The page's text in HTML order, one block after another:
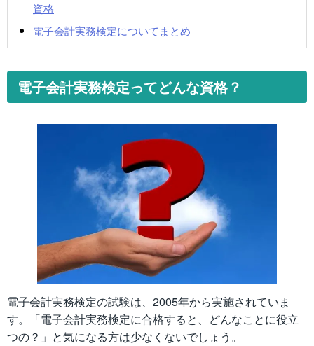
資格
電子会計実務検定についてまとめ
電子会計実務検定ってどんな資格？
電子会計実務検定の試験は、2005年から実施されていま
す。「電子会計実務検定に合格すると、どんなことに役立
つの？」と気になる方は少なくないでしょう。